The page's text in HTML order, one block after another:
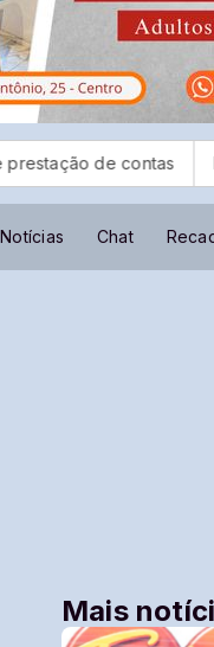
Festival do
Notícias Chat
Mais